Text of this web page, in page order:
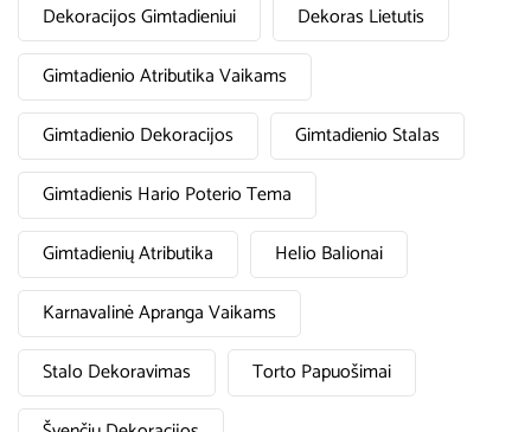
Dekoracijos Gimtadieniui
Dekoras Lietutis
Gimtadienio Atributika Vaikams
Gimtadienio Dekoracijos
Gimtadienio Stalas
Gimtadienis Hario Poterio Tema
Gimtadienių Atributika
Helio Balionai
Karnavalinė Apranga Vaikams
Stalo Dekoravimas
Torto Papuošimai